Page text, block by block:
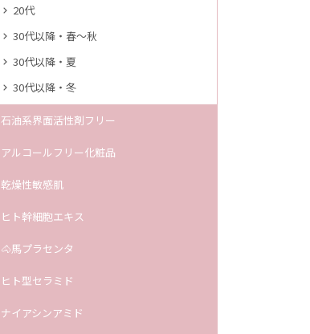
20代
30代以降・春～秋
30代以降・夏
30代以降・冬
石油系界面活性剤フリー
アルコールフリー化粧品
乾燥性敏感肌
ヒト幹細胞エキス
🐴馬プラセンタ
ヒト型セラミド
ナイアシンアミド